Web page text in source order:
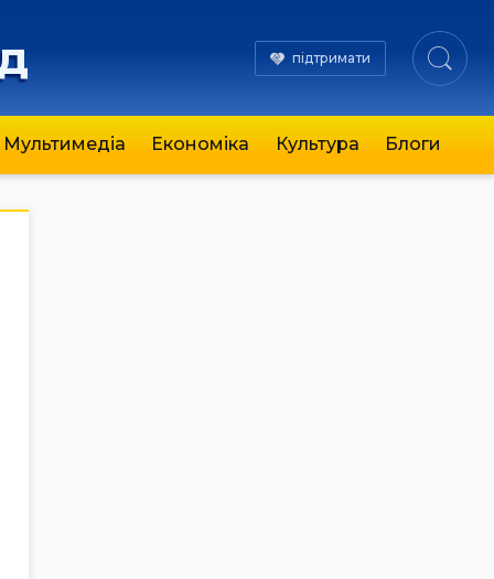
підтримати
Мультимедіа Економіка Культура Блоги